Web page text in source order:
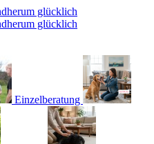
Einzelberatung